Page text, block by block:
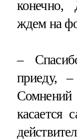
конечно,
ждем на
–
приеду,
касается